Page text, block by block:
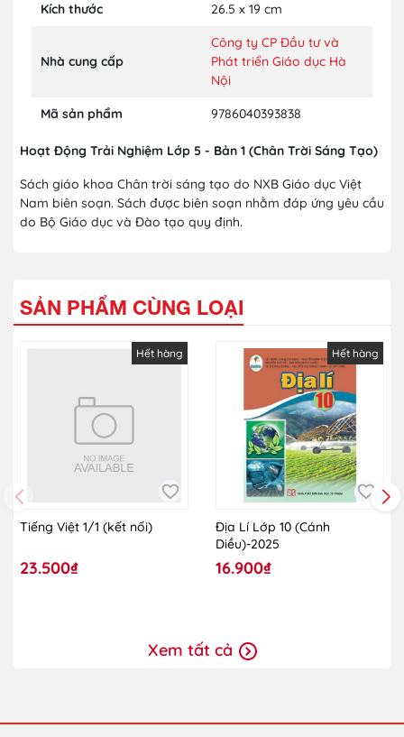
Kích thước 26.5 x 19 cm
Nhà cung cấp
Công ty CP Đầu tư và
Phát triển Giáo dục Hà
Nội
Mã sản phẩm 9786040393838
Hoạt Động Trải Nghiệm Lớp 5 - Bản 1 (Chân Trời Sáng Tạo)
Sách giáo khoa Chân trời sáng tạo do NXB Giáo dục Việt
Nam biên soạn. Sách được biên soạn nhằm đáp ứng yêu cầu
do Bộ Giáo dục và Đào tạo quy định.
SẢN PHẨM CÙNG LOẠI
Hết hàng
Tiếng Việt 1/1 (kết nối)
23.500₫
Hết hàng
Địa Lí Lớp 10 (Cánh
Diều)-2025
16.900₫
Xem tất cả